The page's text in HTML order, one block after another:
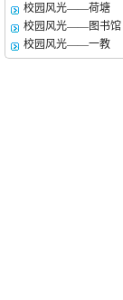
校园风光——荷塘
校园风光——图书馆
校园风光——一教